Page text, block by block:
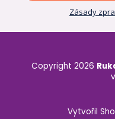
Zásady
Vytvořil
Copyright 2026